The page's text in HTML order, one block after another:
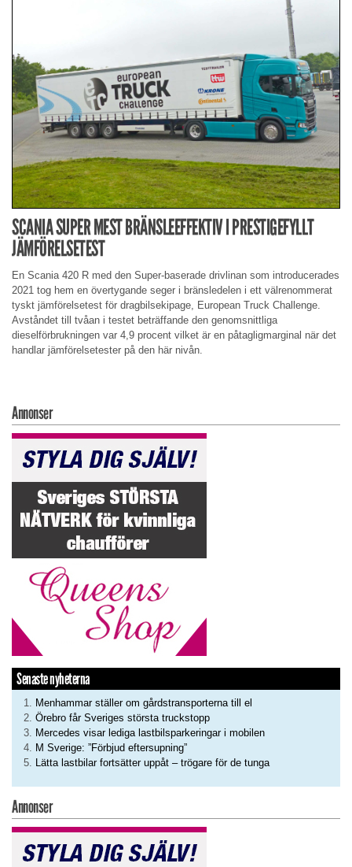
SCANIA SUPER MEST BRÄNSLEEFFEKTIV I PRESTIGEFYLLT
JÄMFÖRELSETEST
En Scania 420 R med den Super-baserade drivlinan som introducerades
2021 tog hem en övertygande seger i bränsledelen i ett välrenommerat
tyskt jämförelsetest för dragbilsekipage, European Truck Challenge.
Avståndet till tvåan i testet beträffande den genomsnittliga
dieselförbrukningen var 4,9 procent vilket är en påtagligmarginal när det
handlar jämförelsetester på den här nivån.
Annonser
Senaste nyheterna
Menhammar ställer om gårdstransporterna till el
Örebro får Sveriges största truckstopp
Mercedes visar lediga lastbilsparkeringar i mobilen
M Sverige: ”Förbjud eftersupning”
Lätta lastbilar fortsätter uppåt – trögare för de tunga
Annonser